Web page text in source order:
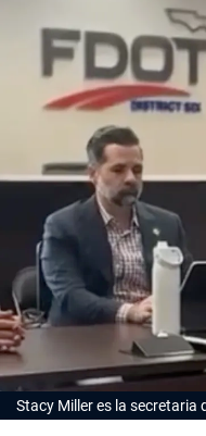
Stacy Miller es la secretaria